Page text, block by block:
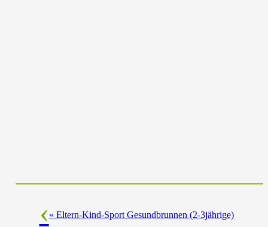
« Eltern-Kind-Sport Gesundbrunnen (2-3jährige)